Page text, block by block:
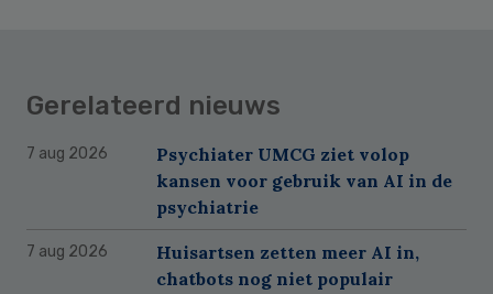
Gerelateerd nieuws
7 aug 2026
Psychiater UMCG ziet volop
kansen voor gebruik van AI in de
psychiatrie
7 aug 2026
Huisartsen zetten meer AI in,
chatbots nog niet populair